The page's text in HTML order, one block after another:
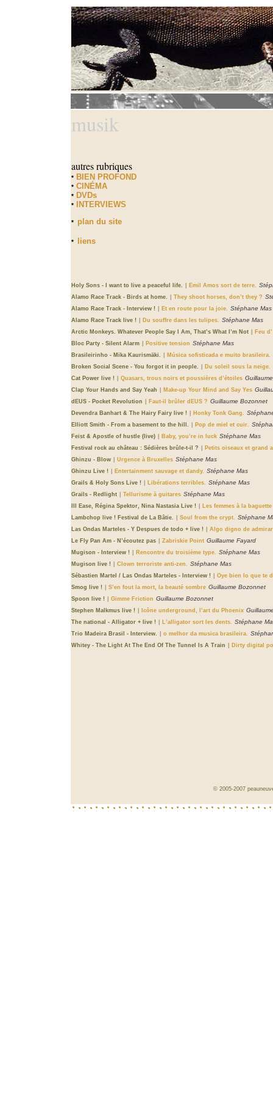
musik
autres rubriques
* BIEN PROFOND
* CINÉMA
* DVDs
* INTERVIEWS
* plan du site
* liens
Holy Sons - I want to live a peaceful life. Emil Amos sort de terre.
Alamo Race Track - Birds at home. They shoot horses, don’t they ?
Alamo Race Track - Interview ! Et en route pour la joie. Stéphane Mas
Alamo Race Track live ! Du souffre dans les tulipes. Stéphane Mas
Arctic Monkeys. Whatever People Say I Am, That’s What I’m Not
Feu
Bloc Party - Silent Alarm
Positive tension Stéphane Mas
Brasileirinho - Mika Kaurismäki.
Música sofisticada e muito brasileira.
Broken Social Scene - You forgot it in people.
Du soleil sous la neige.
Cat Power live !
Quasars, trous noirs et poussières d’étoiles
Clap Your Hands and Say Yeah Make-up Your Mind and Say Yes
dEUS - Pocket Revolution Faut-il brûler dEUS ? Guillaume Bozonnet
Devendra Banhart & The Hairy Fairy live ! Honky Tonk Gang.
Elliott Smith - From a basement to the hill. Pop de miel et cuir.
Feist & Apostle of hustle (live) Baby, you’re in luck Stéphane Mas
Festival rock au château : Sédières brûle-t-il ?
Petits oiseaux et grand
Ghinzu - Blow
Urgence à Bruxelles Stéphane Mas
Ghinzu Live ! Entertainment sauvage et dandy. Stéphane Mas
Grails & Holy Sons Live ! Libérations terribles. Stéphane Mas
Grails - Redlight Tellurisme à guitares Stéphane Mas
Ill Ease, Régina Spektor, Nina Nastasia Live !
Les femmes à la baguette
Lambchop live ! Festival de La Bâtie.
Soul from the crypt. Stéphane
Las Ondas Marteles - Y Despues de todo + live !
Algo digno de
Le Fly Pan Am - N’écoutez pas
Zabriskie Point Guillaume Fayard
Mugison - Interview ! Rencontre du troisième type. Stéphane Mas
Mugison live ! Clown terroriste anti-zen. Stéphane Mas
Sébastien Martel / Las Ondas Marteles - Interview !
Oye bien lo que te
Smog live !
S’en fout la mort, la beauté sombre Guillaume Bozonnet
Spoon live ! Gimme Friction Guillaume Bozonnet
Stephen Malkmus live ! Icône underground, l’art du Phoenix
The national - Alligator + live ! L’alligator sort les dents. Stéphane
Trio Madeira Brasil - Interview. o melhor da musica brasileira.
Whitey - The Light At The End Of The Tunnel Is A Train Dirty digital
© 2005-2007